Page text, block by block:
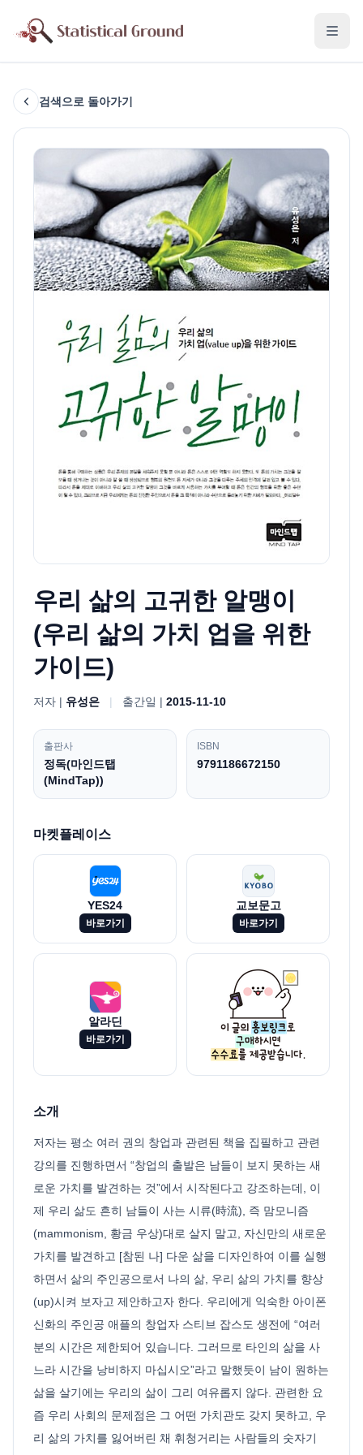
검색으로 돌아가기
우리 삶의 고귀한 알맹이
(우리 삶의 가치 업을 위한
가이드)
저자 | 유성은 | 출간일 | 2015-11-10
출판사
정독(마인드탭
(MindTap))
ISBN
9791186672150
마켓플레이스
YES24
바로가기
교보문고
바로가기
알라딘
바로가기
소개
저자는 평소 여러 권의 창업과 관련된 책을 집필하고 관련
강의를 진행하면서 “창업의 출발은 남들이 보지 못하는 새
로운 가치를 발견하는 것”에서 시작된다고 강조하는데, 이
제 우리 삶도 흔히 남들이 사는 시류(時流), 즉 맘모니즘
(mammonism, 황금 우상)대로 살지 말고, 자신만의 새로운
가치를 발견하고 [참된 나] 다운 삶을 디자인하여 이를 실행
하면서 삶의 주인공으로서 나의 삶, 우리 삶의 가치를 향상
(up)시켜 보자고 제안하고자 한다. 우리에게 익숙한 아이폰
신화의 주인공 애플의 창업자 스티브 잡스도 생전에 “여러
분의 시간은 제한되어 있습니다. 그러므로 타인의 삶을 사
느라 시간을 낭비하지 마십시오”라고 말했듯이 남이 원하는
삶을 살기에는 우리의 삶이 그리 여유롭지 않다. 관련한 요
즘 우리 사회의 문제점은 그 어떤 가치관도 갖지 못하고, 우
리 삶의 가치를 잃어버린 채 휘청거리는 사람들의 숫자기